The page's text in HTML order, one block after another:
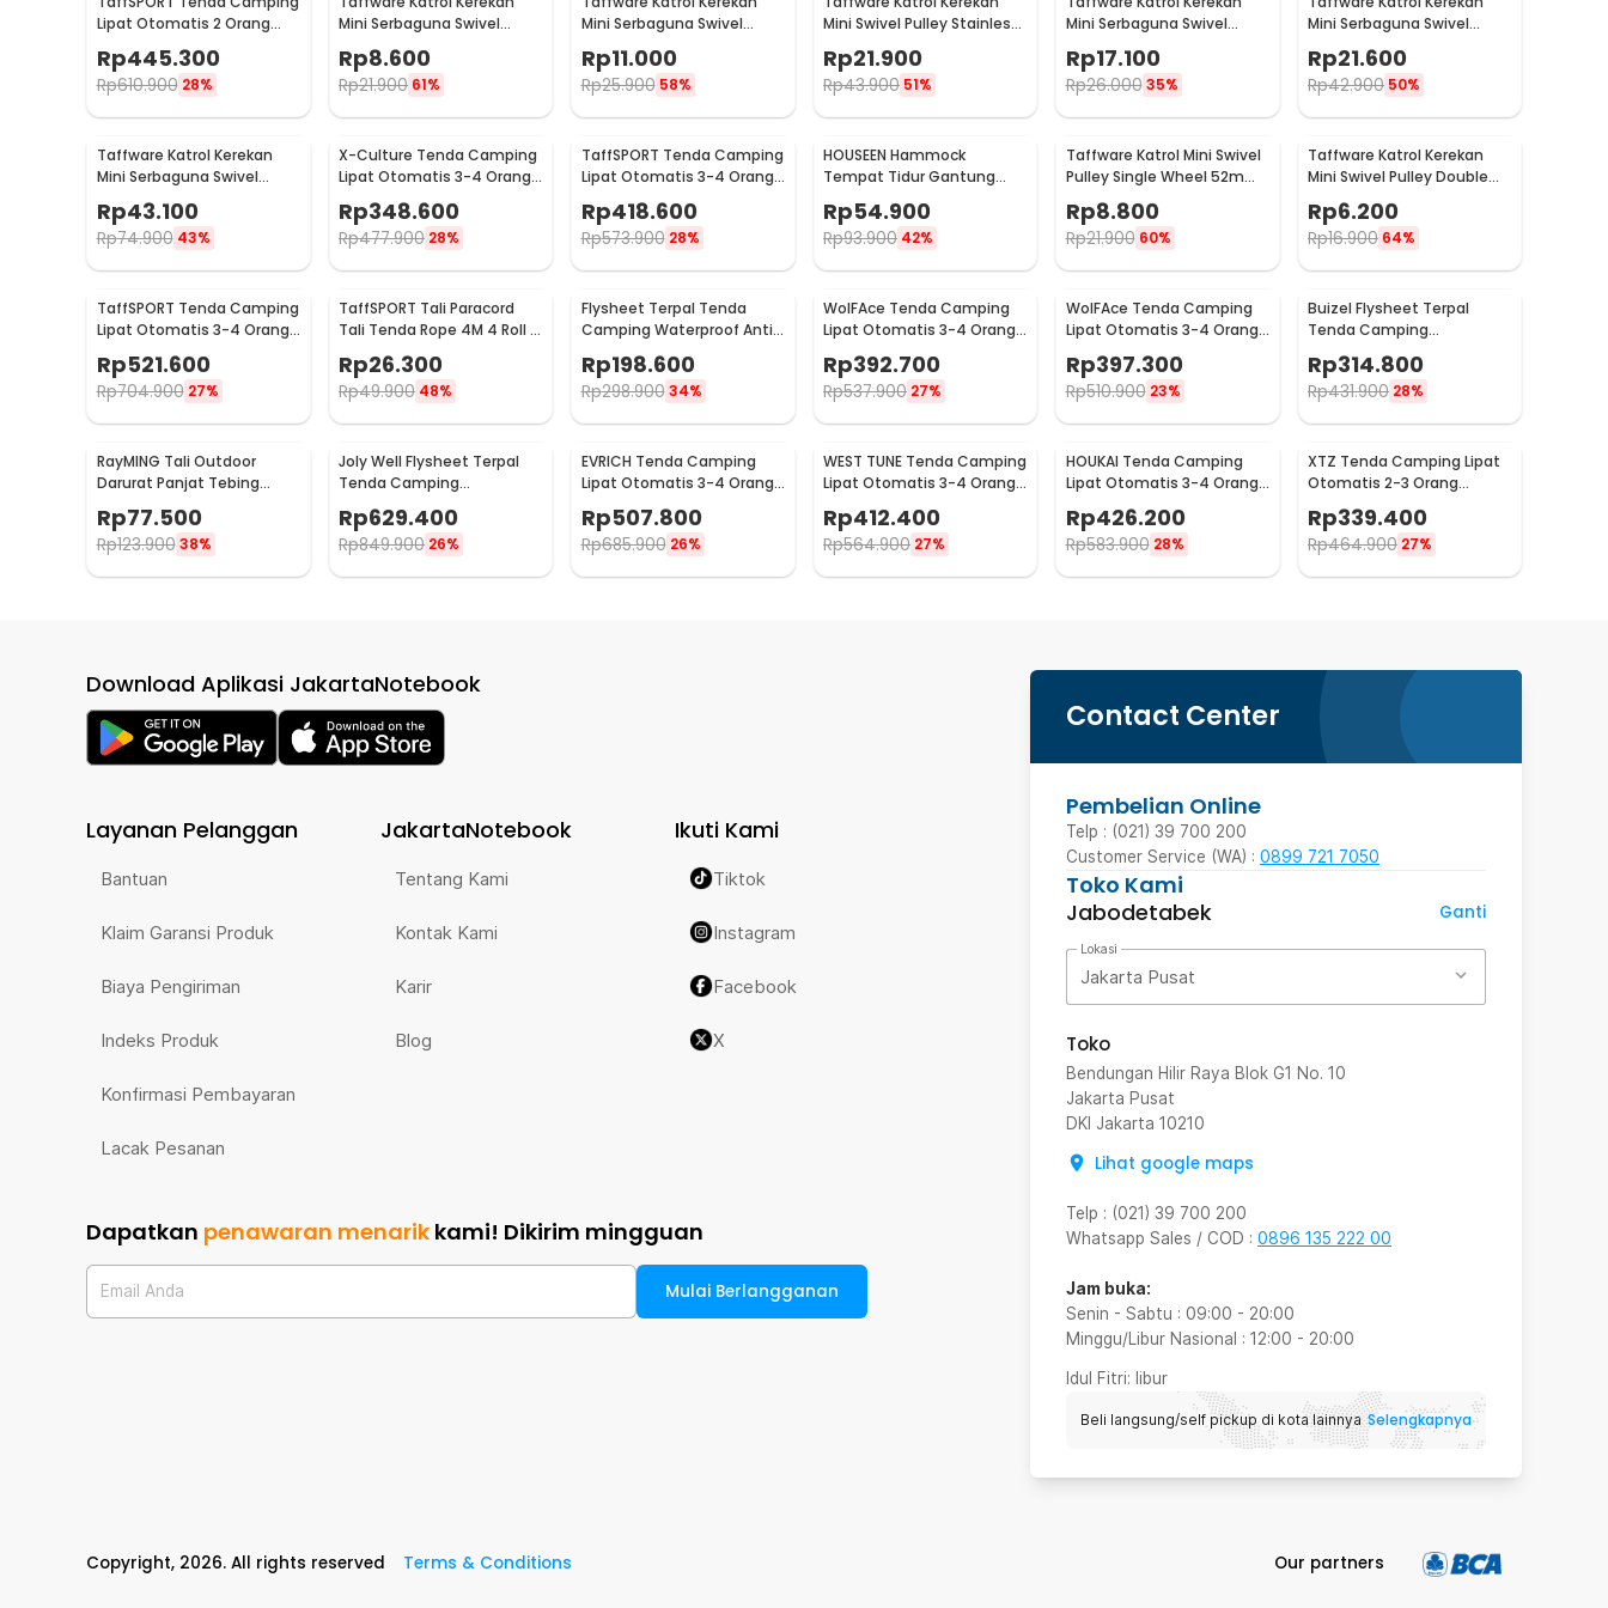
Lipat Otomatis 2 Orang
Double Layer Waterproof -
SH-025
Rp445.300
Rp610.900 28%
Mini Serbaguna Swivel
Pulley Stainless Steel M15
Rp8.600
Rp21.900 61%
Mini Serbaguna Swivel
Rp11.000
Rp25.900 58%
Mini Swivel Pulley Stainless
Rp21.900
Rp43.900 51%
Mini Serbaguna Swivel
Rp17.100
Rp26.000 35%
Mini Serbaguna Swivel
Pulley Stainless Steel M32
Rp21.600
Rp42.900 50%
Taffware Katrol Kerekan
Mini Serbaguna Swivel
Pulley Stainless Steel M50
Rp43.100
Rp74.900 43%
X-Culture Tenda Camping
Lipat Otomatis 3-4 Orang
Double Layer - SH-150
Rp348.600
Rp477.900 28%
TaffSPORT Tenda Camping
Lipat Otomatis 3-4 Orang
Double Layer - SH-450
Rp418.600
Rp573.900 28%
HOUSEEN Hammock
Tempat Tidur Gantung
JS427
Rp54.900
Rp93.900 42%
Taffware Katrol Mini Swivel
Pulley Single Wheel 52mm
- AL52
Rp8.800
Rp21.900 60%
Taffware Katrol Kerekan
Mini Swivel Pulley Double
Wheel 36mm - RB36
Rp6.200
Rp16.900 64%
TaffSPORT Tenda Camping
Lipat Otomatis 3-4 Orang
Double Layer - SH-800
Rp521.600
Rp704.900 27%
TaffSPORT Tali Paracord
Tali Tenda Rope 4M 4 Roll -
Rp26.300
Rp49.900 48%
Flysheet Terpal Tenda
Camping Waterproof Anti
UV 3x3M - SF-010
Rp198.600
Rp298.900 34%
WolFAce Tenda Camping
Lipat Otomatis 3-4 Orang
Single Layer Waterproof -
SH-350
Rp392.700
Rp537.900 27%
WolFAce Tenda Camping
Lipat Otomatis 3-4 Orang
Single Layer Waterproof -
SH-300
Rp397.300
Rp510.900 23%
Buizel Flysheet Terpal
Tenda Camping
Waterproof Anti UV 5x3M -
SF-015
Rp314.800
Rp431.900 28%
RayMING Tali Outdoor
Darurat Panjat Tebing
20
Rp77.500
Rp123.900 38%
Joly Well Flysheet Terpal
Tenda Camping
Waterproof Anti UV
5.4x3.2M - SF-020
Rp629.400
Rp849.900 26%
EVRICH Tenda Camping
Lipat Otomatis 3-4 Orang
Single Layer Waterproof -
SH-550
Rp507.800
Rp685.900 26%
WEST TUNE Tenda Camping
Lipat Otomatis 3-4 Orang
Rp412.400
Rp564.900 27%
HOUKAI Tenda Camping
Lipat Otomatis 3-4 Orang
Waterproof - SH-400
Rp426.200
Rp583.900 28%
XTZ Tenda Camping Lipat
Otomatis 2-3 Orang
Double Layer Waterproof -
SH-020
Rp339.400
Rp464.900 27%
Contact Center
Pembelian Online
Telp : (021) 39 700 200
Customer Service (WA) : 0899 721 7050
Toko Kami
Jabodetabek
Ganti
Lokasi
Jakarta Pusat
Toko
Bendungan Hilir Raya Blok G1 No. 10
Jakarta Pusat
DKI Jakarta 10210
Lihat google maps
Telp : (021) 39 700 200
Whatsapp Sales / COD : 0896 135 222 00
Jam buka:
Senin - Sabtu : 09:00 - 20:00
Minggu/Libur Nasional : 12:00 - 20:00
Idul Fitri: libur
Beli langsung/self pickup di kota lainnya Selengkapnya
Download Aplikasi JakartaNotebook
Layanan Pelanggan
Bantuan
Klaim Garansi Produk
Biaya Pengiriman
Indeks Produk
Konfirmasi Pembayaran
Lacak Pesanan
JakartaNotebook
Tentang Kami
Kontak Kami
Karir
Blog
Ikuti Kami
Tiktok
Instagram
Facebook
X
Dapatkan penawaran menarik kami! Dikirim mingguan
Email Anda Mulai Berlangganan
Copyright, 2026. All rights reserved Terms & Conditions Our partners